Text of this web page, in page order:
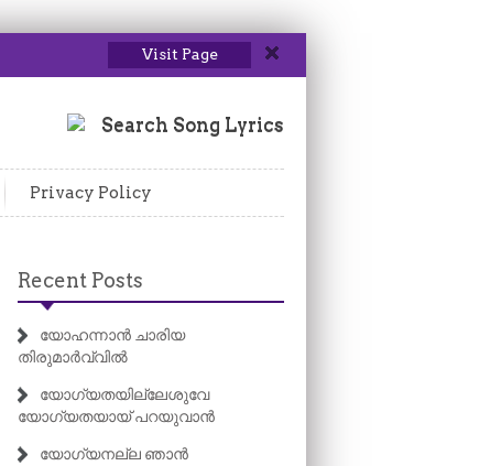
Visit Page
Search Song Lyrics
Privacy Policy
Recent Posts
യോഹന്നാൻ ചാരിയ
തിരുമാർവ്വിൽ
യോഗ്യതയില്ലേശുവേ
യോഗ്യതയായ് പറയുവാൻ
യോഗ്യനല്ല ഞാൻ